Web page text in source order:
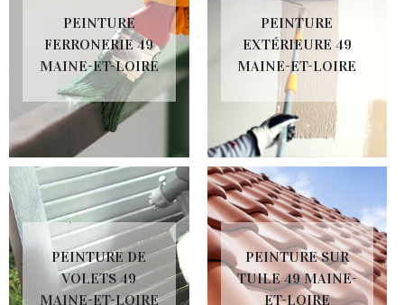
PEINTURE
FERRONERIE 49
MAINE-ET-LOIRE
PEINTURE
EXTÉRIEURE 49
MAINE-ET-LOIRE
PEINTURE DE
VOLETS 49
MAINE-ET-LOIRE
PEINTURE SUR
TUILE 49 MAINE-
ET-LOIRE